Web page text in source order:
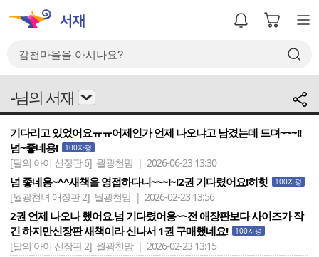
-님의 서재
기다리고 있었어요ㅠㅠ어제인가 언제 나오냐고 남겼는데 드뎌~~~!!
넘~좋네용!
100자평
[달의 아이 신장판 6] 월광천맘 | 2026-06-23 13:30
넘 좋네용~^^새책을 영접하다니~~~!~!2권 기다렸어요!히힛 100자평
[월광천녀 애장판 2] 월광천맘 | 2026-02-23 13:56
2권 언제 나오나 했어요.넘 기다렸어용~~전 애장판보다 사이즈가 작
긴 하지만신장판 새책이라 신나서 1권 구매했네요!
100자평
[달의 아이 신장판 2] 월광천맘 | 2026-02-23 13:15